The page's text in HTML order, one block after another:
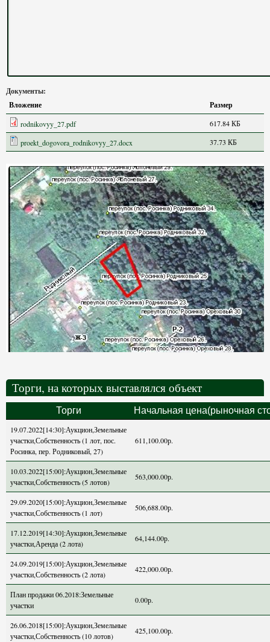
Документы:
Вложение
Размер
rodnikovyy_27.pdf
617.84 КБ
proekt_dogovora_rodnikovyy_27.docx
37.73 КБ
Торги, на которых выставлялся объект
Торги Начальная цена(рыночная
19.07.2022[14:30]:Аукцион,Земельные
участки,Собственность (1 лот, пос.
Росинка, пер. Родниковый, 27)
611,100.00р.
10.03.2022[15:00]:Аукцион,Земельные
участки,Собственность (5 лотов)
563,000.00р.
29.09.2020[15:00]:Аукцион,Земельные
участки,Собственность (1 лот)
506,688.00р.
17.12.2019[14:30]:Аукцион,Земельные
участки,Аренда (2 лота)
64,144.00р.
24.09.2019[15:00]:Аукцион,Земельные
участки,Собственность (2 лота)
422,000.00р.
План продажи 06.2018:Земельные
участки
0.00р.
26.06.2018[15:00]:Аукцион,Земельные
участки,Собственность (10 лотов)
425,100.00р.